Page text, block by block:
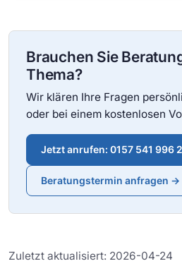
Brauchen Sie
Thema?
Wir klären Ihre Fragen
oder bei einem kostenlosen
Jetzt anrufen: 0157 541 996
Beratungstermin anfragen →
Zuletzt aktualisiert: 2026-04-24